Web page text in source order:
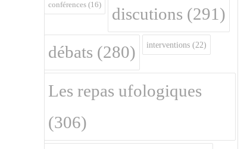
conférences (16) discutions (291)
débats (280) interventions (22)
Les repas ufologiques
(306)